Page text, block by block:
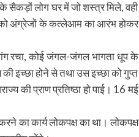
के सैकड़ों लोग घर में जो शस्त्र मिले, वही
को अंग्रेजों के कत्लेआम का आरंभ होकर
रचा, कोई जंगल-जंगल भागता धूप के
इच्छा होने से तथा उस इच्छा को गुप्त
की प्राण प्रतिष्ठा हो पाई। 16 मई
का कार्य लोकपक्ष का था। लोकपक्ष